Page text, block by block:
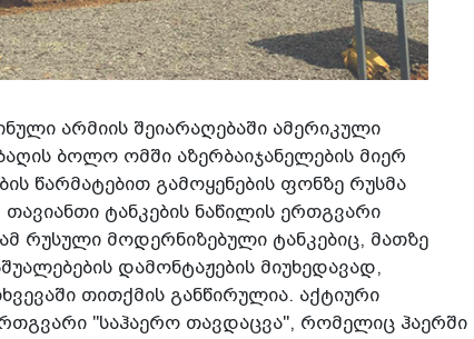
არმიის შეიარაღებაში ამერიკული
ბოლო ომში აზერბაიჯანელების მიერ
წარმატებით გამოყენების ფონზე რუსმა
ტანკების ნაწილის ერთგვარი
რუსული მოდერნიზებული ტანკებიც, მათზე
დამონტაჟების მიუხედავად,
თითქმის განწირულია. აქტიური
"საჰაერო თავდაცვა", რომელიც ჰაერში